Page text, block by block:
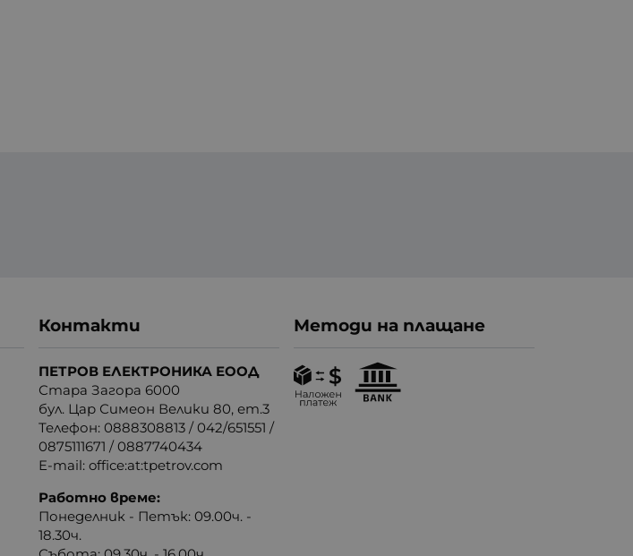
Контакти
ПЕТРОВ ЕЛЕКТРОНИКА ЕООД
Стара Загора 6000
бул. Цар Симеон Велики 80, ет.3
Телефон:0888308813 /042/651551 /
0875111671 /0887740434
E-mail:office:at:tpetrov.com
Работно време:
Понеделник - Петък: 09.00ч. -
18.30ч.
Методи на плащане